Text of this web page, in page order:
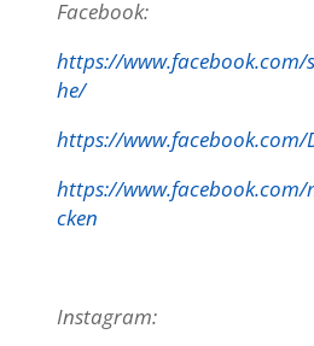
Facebook:
https://www.facebook.com/
he/
https://www.facebook.com/
https://
cken
Instagram: